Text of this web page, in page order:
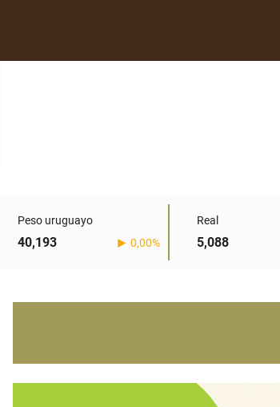
Peso uruguayo
40,193 0,00%
Real
5,088